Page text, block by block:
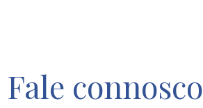
Fale connosco